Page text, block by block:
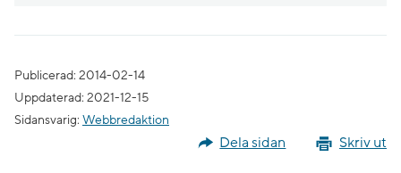
Publicerad: 2014-02-14
Uppdaterad: 2021-12-15
Sidansvarig: Webbredaktion
Skriv ut
Dela sidan